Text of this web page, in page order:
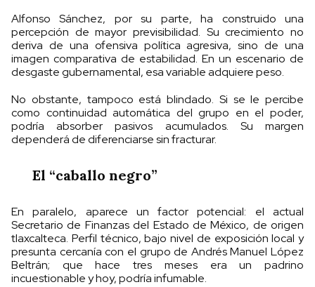
Alfonso Sánchez, por su parte, ha construido una
percepción de mayor previsibilidad. Su crecimiento no
deriva de una ofensiva política agresiva, sino de una
imagen comparativa de estabilidad. En un escenario de
desgaste gubernamental, esa variable adquiere peso.
No obstante, tampoco está blindado. Si se le percibe
como continuidad automática del grupo en el poder,
podría absorber pasivos acumulados. Su margen
dependerá de diferenciarse sin fracturar.
El “caballo negro”
En paralelo, aparece un factor potencial: el actual
Secretario de Finanzas del Estado de México, de origen
tlaxcalteca. Perfil técnico, bajo nivel de exposición local y
presunta cercanía con el grupo de Andrés Manuel López
Beltrán; que hace tres meses era un padrino
incuestionable y hoy, podría infumable.